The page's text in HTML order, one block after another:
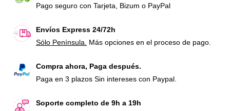
Pago seguro con Tarjeta, Bizum o PayPal
Envíos Express 24/72h
Sólo Península. Más opciones en el proceso de pago.
Compra ahora, Paga después.
Paga en 3 plazos Sin intereses con Paypal.
Soporte completo de 9h a 19h